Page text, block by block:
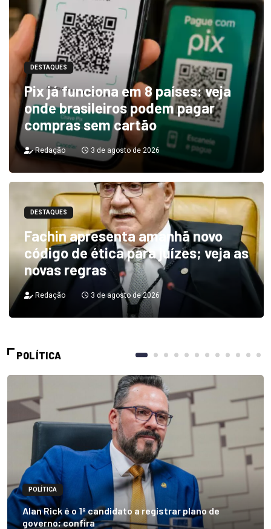
DESTAQUES
Pix já funciona em 8 países: veja
onde brasileiros podem pagar
compras sem cartão
Redação 3 de agosto de 2026
DESTAQUES
Fachin apresenta amanhã novo
código de ética para juízes; veja as
novas regras
Redação 3 de agosto de 2026
POLÍTICA
POLÍTICA
Alan Rick é o 1º candidato a registrar plano de
governo; confira